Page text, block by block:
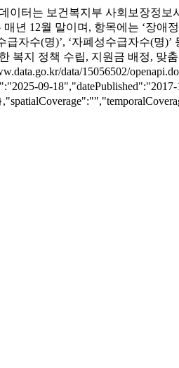
터는 보건복지부 사회보장정
12월 말이며, 항목에는 ‘장애정
급자수(명)’, ‘자폐성수급자수(
지 정책 수립, 지원금 배정, 맞
data/15056502/
09-